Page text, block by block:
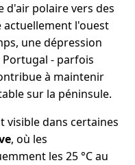
d'air polaire vers des
actuellement l'ouest
une dépression
- parfois
à maintenir
sur la péninsule.
visible dans certaines
, où les
les 25 °C au